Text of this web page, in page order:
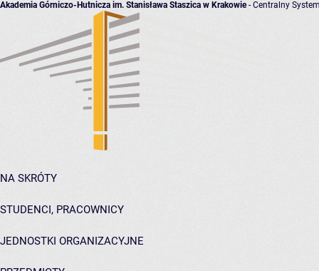
Akademia Górniczo-Hutnicza im. Stanisława Staszica w Krakowie- Centralny
NA SKRÓTY
STUDENCI, PRACOWNICY
JEDNOSTKI ORGANIZACYJNE